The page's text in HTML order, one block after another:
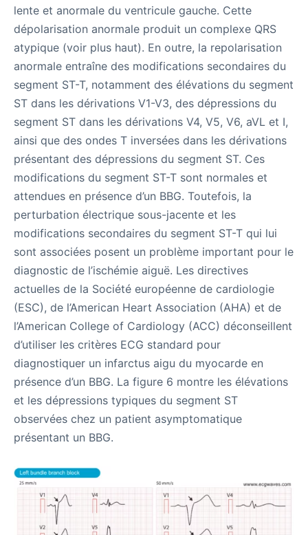
lente et anormale du ventricule gauche. Cette
dépolarisation anormale produit un complexe QRS
atypique (voir plus haut). En outre, la repolarisation
anormale entraîne des modifications secondaires du
segment ST-T, notamment des élévations du segment
ST dans les dérivations V1-V3, des dépressions du
segment ST dans les dérivations V4, V5, V6, aVL et I,
ainsi que des ondes T inversées dans les dérivations
présentant des dépressions du segment ST. Ces
modifications du segment ST-T sont normales et
attendues en présence d’un BBG. Toutefois, la
perturbation électrique sous-jacente et les
modifications secondaires du segment ST-T qui lui
sont associées posent un problème important pour le
diagnostic de l’ischémie aiguë. Les directives
actuelles de la Société européenne de cardiologie
(ESC), de l’American Heart Association (AHA) et de
l’American College of Cardiology (ACC) déconseillent
d’utiliser les critères ECG standard pour
diagnostiquer un infarctus aigu du myocarde en
présence d’un BBG. La figure 6 montre les élévations
et les dépressions typiques du segment ST
observées chez un patient asymptomatique
présentant un BBG.